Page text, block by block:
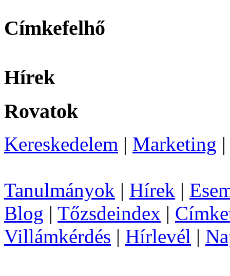
Címkefelhő
Hírek
Rovatok
Kereskedelem | Marketing
Tanulmányok | Hírek |
Blog | Tőzsdeindex |
Villámkérdés | Hírlevél |